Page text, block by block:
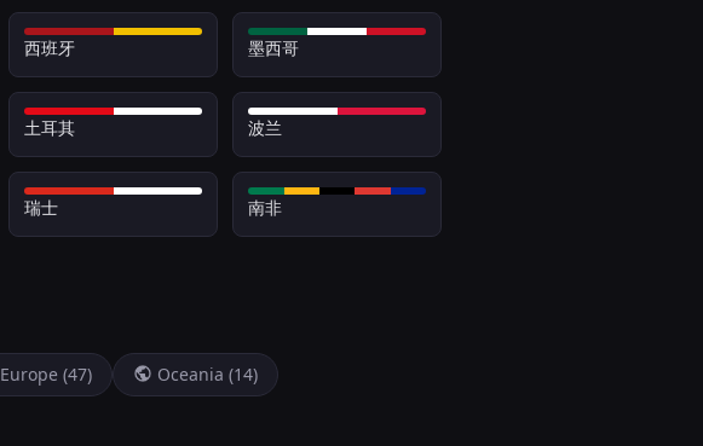
西班牙 墨西哥
土耳其 波兰
瑞士 南非
Europe (47) Oceania (14)